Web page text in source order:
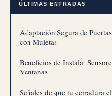
ÚLTIMAS ENTRADAS
Adaptación Segura de
con Muletas
Beneficios de Instalar
Ventanas
Señales de que tu cerradura